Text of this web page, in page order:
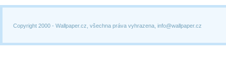
Copyright 2000 - Wallpaper.cz, všechna práva vyhrazena, info@wallpaper.cz